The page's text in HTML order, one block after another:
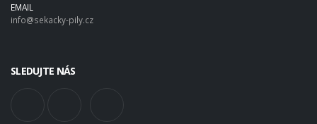
EMAIL
info@sekacky-pily.cz
SLEDUJTE NÁS